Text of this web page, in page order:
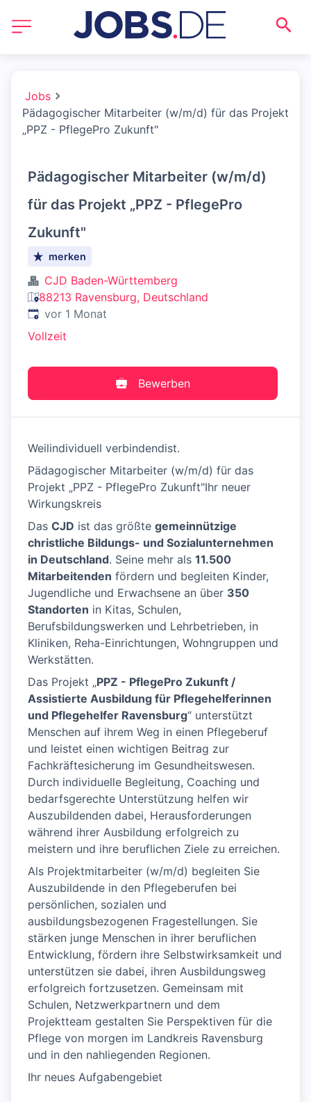
Jobs
Pädagogischer Mitarbeiter (w/m/d) für das Projekt
„PPZ - PflegePro Zukunft"
Pädagogischer Mitarbeiter (w/m/d)
für das Projekt „PPZ - PflegePro
Zukunft"
merken
CJD Baden-Württemberg
88213 Ravensburg, Deutschland
Veröffentlicht:
vor 1 Monat
Vollzeit
Bewerben
Weilindividuell verbindendist.
Pädagogischer Mitarbeiter (w/m/d) für das
Projekt „PPZ - PflegePro Zukunft"Ihr neuer
Wirkungskreis
Das CJD ist das größte gemeinnützige
christliche Bildungs- und Sozialunternehmen
in Deutschland. Seine mehr als 11.500
Mitarbeitenden fördern und begleiten Kinder,
Jugendliche und Erwachsene an über 350
Standorten in Kitas, Schulen,
Berufsbildungswerken und Lehrbetrieben, in
Kliniken, Reha-Einrichtungen, Wohngruppen und
Werkstätten.
Das Projekt „PPZ - PflegePro Zukunft /
Assistierte Ausbildung für Pflegehelferinnen
und Pflegehelfer Ravensburg“ unterstützt
Menschen auf ihrem Weg in einen Pflegeberuf
und leistet einen wichtigen Beitrag zur
Fachkräftesicherung im Gesundheitswesen.
Durch individuelle Begleitung, Coaching und
bedarfsgerechte Unterstützung helfen wir
Auszubildenden dabei, Herausforderungen
während ihrer Ausbildung erfolgreich zu
meistern und ihre beruflichen Ziele zu erreichen.
Als Projektmitarbeiter (w/m/d) begleiten Sie
Auszubildende in den Pflegeberufen bei
persönlichen, sozialen und
ausbildungsbezogenen Fragestellungen. Sie
stärken junge Menschen in ihrer beruflichen
Entwicklung, fördern ihre Selbstwirksamkeit und
unterstützen sie dabei, ihren Ausbildungsweg
erfolgreich fortzusetzen. Gemeinsam mit
Schulen, Netzwerkpartnern und dem
Projektteam gestalten Sie Perspektiven für die
Pflege von morgen im Landkreis Ravensburg
und in den nahliegenden Regionen.
Ihr neues Aufgabengebiet